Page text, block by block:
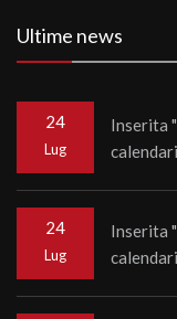
Ultime news
24
Lug
Inserita
24
Lug
Inserita